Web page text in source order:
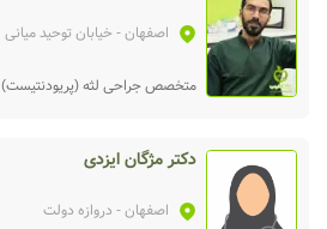
اصفهان- خیابان توحید میانی
متخصص جراحی لثه (پریودنتیست)
دکتر مژگان ایزدی
اصفهان- دروازه دولت